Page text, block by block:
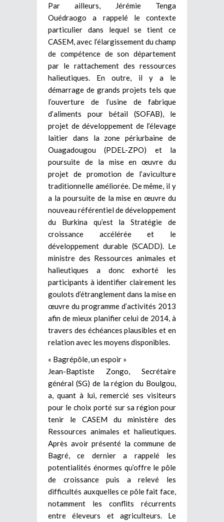
Par ailleurs, Jérémie Tenga
Ouédraogo a rappelé le contexte
particulier dans lequel se tient ce
CASEM, avec l’élargissement du champ
de compétence de son département
par le rattachement des ressources
halieutiques. En outre, il y a le
démarrage de grands projets tels que
l’ouverture de l’usine de fabrique
d’aliments pour bétail (SOFAB), le
projet de développement de l’élevage
laitier dans la zone périurbaine de
Ouagadougou (PDEL-ZPO) et la
poursuite de la mise en œuvre du
projet de promotion de l’aviculture
traditionnelle améliorée. De même, il y
a la poursuite de la mise en œuvre du
nouveau référentiel de développement
du Burkina qu’est la Stratégie de
croissance accélérée et le
développement durable (SCADD). Le
ministre des Ressources animales et
halieutiques a donc exhorté les
participants à identifier clairement les
goulots d’étranglement dans la mise en
œuvre du programme d’activités 2013
afin de mieux planifier celui de 2014, à
travers des échéances plausibles et en
relation avec les moyens disponibles.
« Bagrépôle, un espoir »
Jean-Baptiste Zongo, Secrétaire
général (SG) de la région du Boulgou,
a, quant à lui, remercié ses visiteurs
pour le choix porté sur sa région pour
tenir le CASEM du ministère des
Ressources animales et halieutiques.
Après avoir présenté la commune de
Bagré, ce dernier a rappelé les
potentialités énormes qu’offre le pôle
de croissance puis a relevé les
difficultés auxquelles ce pôle fait face,
notamment les conflits récurrents
entre éleveurs et agriculteurs. Le